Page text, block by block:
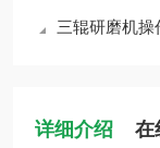
三辊研磨机操
详细介绍 在